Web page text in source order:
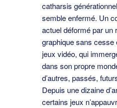
catharsis
semble enfermé. Un
actuel déformé par un
graphique sans cesse
jeux vidéo, qui
dans son propre
d’autres, passés,
Depuis une dizaine
certains jeux